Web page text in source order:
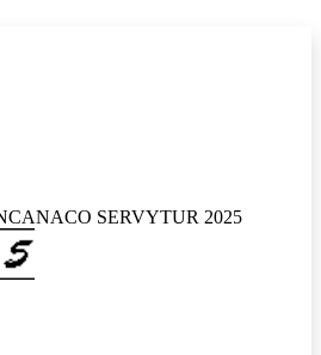
SERVYTUR 2025